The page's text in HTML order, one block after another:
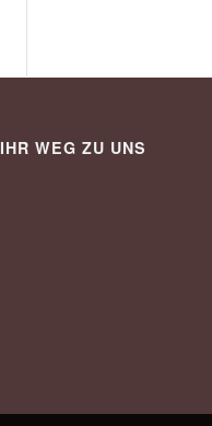
IHR WEG ZU UNS